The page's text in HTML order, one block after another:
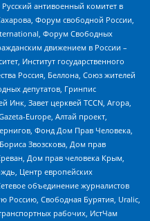
антивоенный комитет в
Форум свободной России,
Форум Свободных
движением в России –
Институт государственного
Россия, Беллона, Союз жителей
депутатов, Гринпис
Завет церквей TCCN, Агора,
Europe, Алтай проект,
Фонд Дом Прав Человека,
Звозскова, Дом прав
Дом прав человека Крым,
Центр европейских
объединение журналистов
Россию, Свободная Бурятия, Uralic,
рабочих, ИстЧам